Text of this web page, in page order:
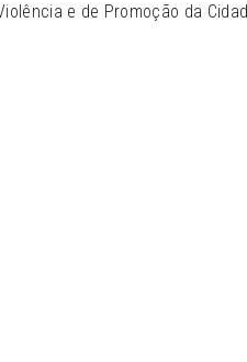
e de Promoção da